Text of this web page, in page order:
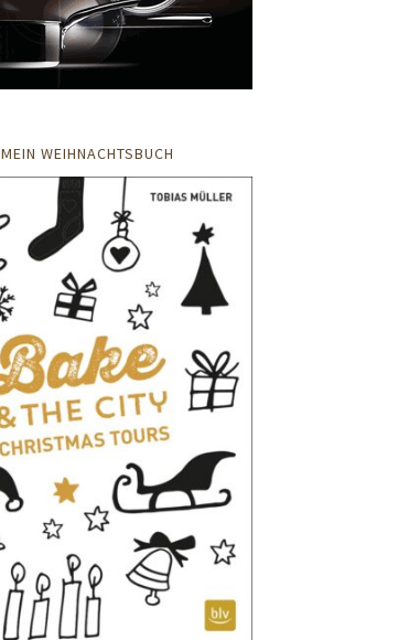
MEIN WEIHNACHTSBUCH